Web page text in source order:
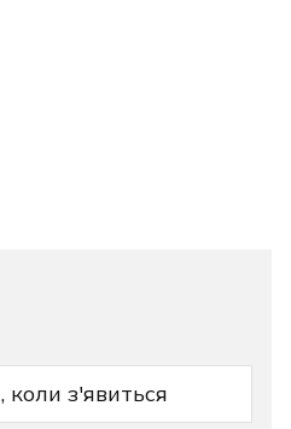
коли з'явиться